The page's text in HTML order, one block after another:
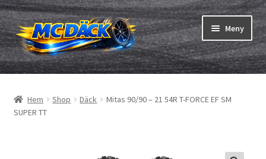
Hoppa
till
navigering
Hoppa
till
innehåll
Meny
Däck
Slangar & fälgband
Hem Shop Däck
Mitas 90/90 – 21 54R T-FORCE EF SM
SUPER TT